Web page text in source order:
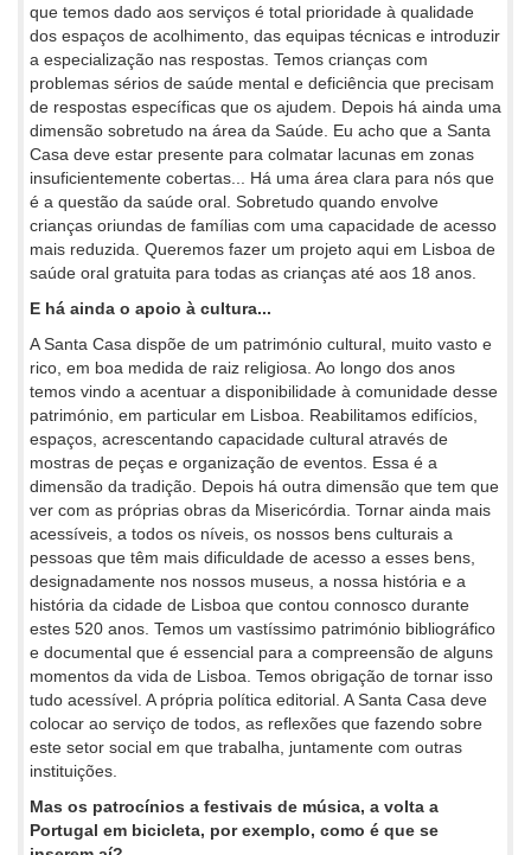
que temos dado aos serviços é total prioridade à qualidade
dos espaços de acolhimento, das equipas técnicas e introduzir
a especialização nas respostas. Temos crianças com
problemas sérios de saúde mental e deficiência que precisam
de respostas específicas que os ajudem. Depois há ainda uma
dimensão sobretudo na área da Saúde. Eu acho que a Santa
Casa deve estar presente para colmatar lacunas em zonas
insuficientemente cobertas... Há uma área clara para nós que
é a questão da saúde oral. Sobretudo quando envolve
crianças oriundas de famílias com uma capacidade de acesso
mais reduzida. Queremos fazer um projeto aqui em Lisboa de
saúde oral gratuita para todas as crianças até aos 18 anos.
E há ainda o apoio à cultura...
A Santa Casa dispõe de um património cultural, muito vasto e
rico, em boa medida de raiz religiosa. Ao longo dos anos
temos vindo a acentuar a disponibilidade à comunidade desse
património, em particular em Lisboa. Reabilitamos edifícios,
espaços, acrescentando capacidade cultural através de
mostras de peças e organização de eventos. Essa é a
dimensão da tradição. Depois há outra dimensão que tem que
ver com as próprias obras da Misericórdia. Tornar ainda mais
acessíveis, a todos os níveis, os nossos bens culturais a
pessoas que têm mais dificuldade de acesso a esses bens,
designadamente nos nossos museus, a nossa história e a
história da cidade de Lisboa que contou connosco durante
estes 520 anos. Temos um vastíssimo património bibliográfico
e documental que é essencial para a compreensão de alguns
momentos da vida de Lisboa. Temos obrigação de tornar isso
tudo acessível. A própria política editorial. A Santa Casa deve
colocar ao serviço de todos, as reflexões que fazendo sobre
este setor social em que trabalha, juntamente com outras
instituições.
Mas os patrocínios a festivais de música, a volta a
Portugal em bicicleta, por exemplo, como é que se